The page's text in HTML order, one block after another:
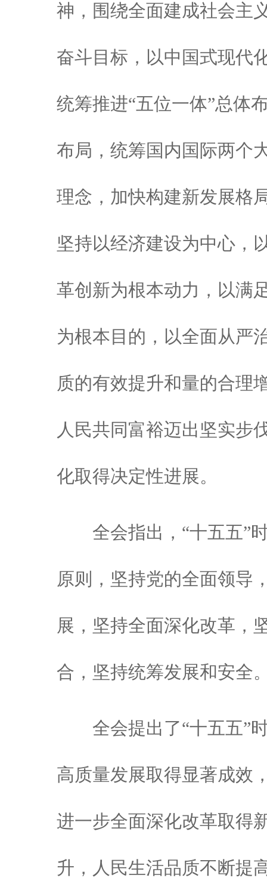
神，围绕全面建成社会主
奋斗目标，以中国式现代
统筹推进“五位一体”总体
布局，统筹国内国际两个
理念，加快构建新发展格
坚持以经济建设为中心，
革创新为根本动力，以满
为根本目的，以全面从严
质的有效提升和量的合理
人民共同富裕迈出坚实步
化取得决定性进展。
全会指出，“十五五”时
原则，坚持党的全面领导
展，坚持全面深化改革，
合，坚持统筹发展和安全
全会提出了“十五五”时
高质量发展取得显著成效
进一步全面深化改革取得
升，人民生活品质不断提